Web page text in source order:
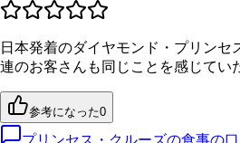
日本発着のダイヤモンド・プリン
連のお客さんも同じことを感じてい
参考になった0
プリンセス・クルーズの食事の口